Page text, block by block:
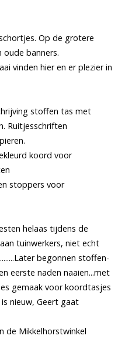
Op de grotere
oude banners.
vinden hier en er plezier in
stoffen tas met
Ruitjesschriften
koord voor
stoppers voor
helaas tijdens de
tuinwerkers, niet echt
begonnen stoffen-
eerste naden naaien...met
gemaak voor koordtasjes
nieuw, Geert gaat
de Mikkelhorstwinkel